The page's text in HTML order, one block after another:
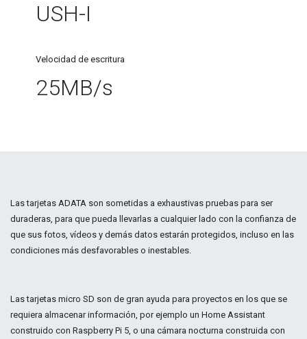
Velocidad de escritura
25MB/s
USH-I
Las tarjetas ADATA son sometidas a exhaustivas pruebas para ser
duraderas, para que pueda llevarlas a cualquier lado con la confianza de
que sus fotos, vídeos y demás datos estarán protegidos, incluso en las
condiciones más desfavorables o inestables.
Las tarjetas micro SD son de gran ayuda para proyectos en los que se
requiera almacenar información, por ejemplo un Home Assistant
construido con Raspberry Pi 5, o una cámara nocturna construida con